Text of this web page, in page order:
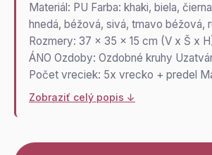
Materiál: PU Farba: khaki, biela,
hnedá, béžová, sivá, tmavo béžová,
Rozmery: 37 x 35 x 15 cm (V x Š x
ÁNO Ozdoby: Ozdobné kruhy
Počet vreciek: 5x vrecko + predel
Zobraziť celý popis ↓